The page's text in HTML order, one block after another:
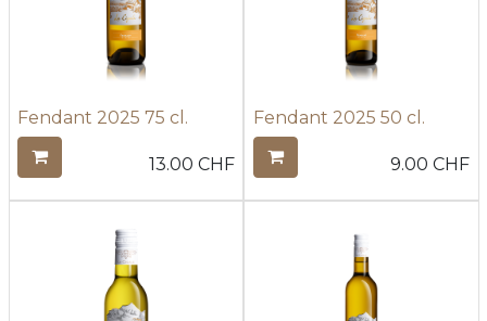
Fendant 2025 75 cl.
13.00 CHF
Fendant 2025 50 cl.
9.00 CHF